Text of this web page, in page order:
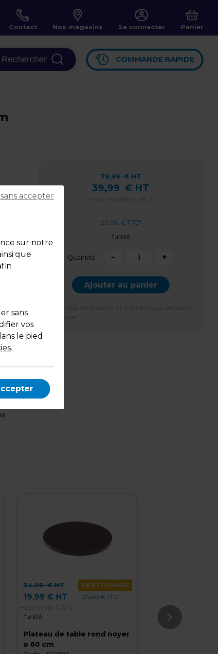
Contact Nos magasins Se connecter Panier
Rechercher COMMANDE RAPIDE
79,99€ HT
39,99 € HT
50,36 € TTC*
l'unité
Quantité - +
Ajouter au panier
34,99€ HT DÉSTOCKAGE
19,99 € HT
25,46 € TTC
+ éco-mob.
1,23 €
l'unité
Plateau de table rond noyer
ø 60 cm
+ éco-mob.
l'unité
sur notre
que
sans
vos
le pied
.
accepter